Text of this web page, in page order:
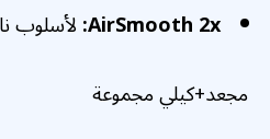
AirSmooth 2x: لأسلوب
مجعد+كيلي مجموعة